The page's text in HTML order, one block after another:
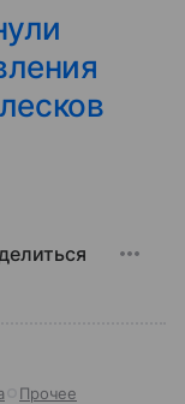
Прочее